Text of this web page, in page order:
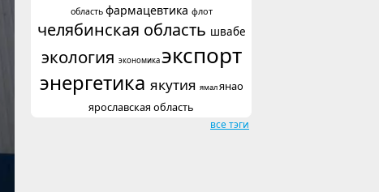
область фармацевтика флот
челябинская область швабе
экология экономикаэкспорт
энергетика якутия ямалянао
ярославская область
все тэги